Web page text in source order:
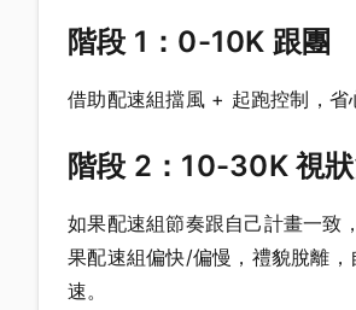
階段 1：0-10K 跟團
借助配速組擋風 + 起跑控制，省
階段 2：10-30K 視
如果配速組節奏跟自己計畫一致
果配速組偏快/偏慢，禮貌脫離，
速。